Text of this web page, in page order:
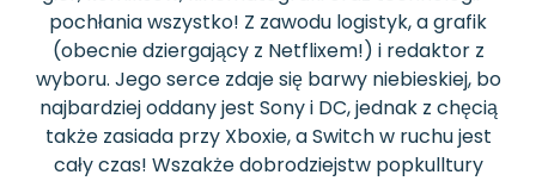
pochłania wszystko! Z zawodu logistyk, a grafik
(obecnie dziergający z Netflixem!) i redaktor z
wyboru. Jego serce zdaje się barwy niebieskiej, bo
najbardziej oddany jest Sony i DC, jednak z chęcią
także zasiada przy Xboxie, a Switch w ruchu jest
cały czas! Wszakże dobrodziejstw popkulltury